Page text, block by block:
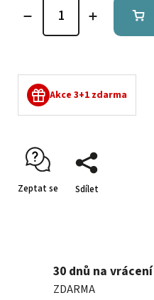
Akce 3+1 zdarma
Zeptat se Sdílet
30 dnů na vrácení
ZDARMA